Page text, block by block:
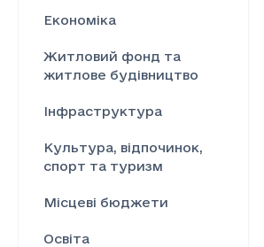
Економіка
Житловий фонд та
житлове будівництво
Інфраструктура
Культура, відпочинок,
спорт та туризм
Місцеві бюджети
Освіта